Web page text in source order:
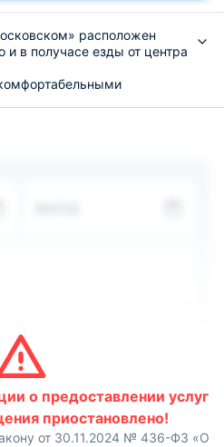
расположен
в получасе езды от центра
имеют расположение
о предоставлении услуг
приостановлено!
от 30.11.2024 № 436-ФЗ «О